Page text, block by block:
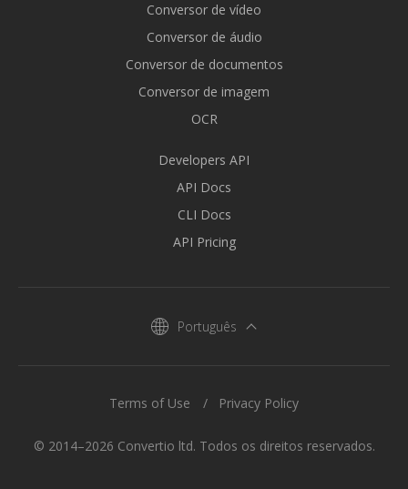
Conversor de vídeo
Conversor de áudio
Conversor de documentos
Conversor de imagem
OCR
Developers API
API Docs
CLI Docs
API Pricing
Português
© 2014–2026 Convertio ltd. Todos os direitos reservados.
Terms of Use Privacy Policy